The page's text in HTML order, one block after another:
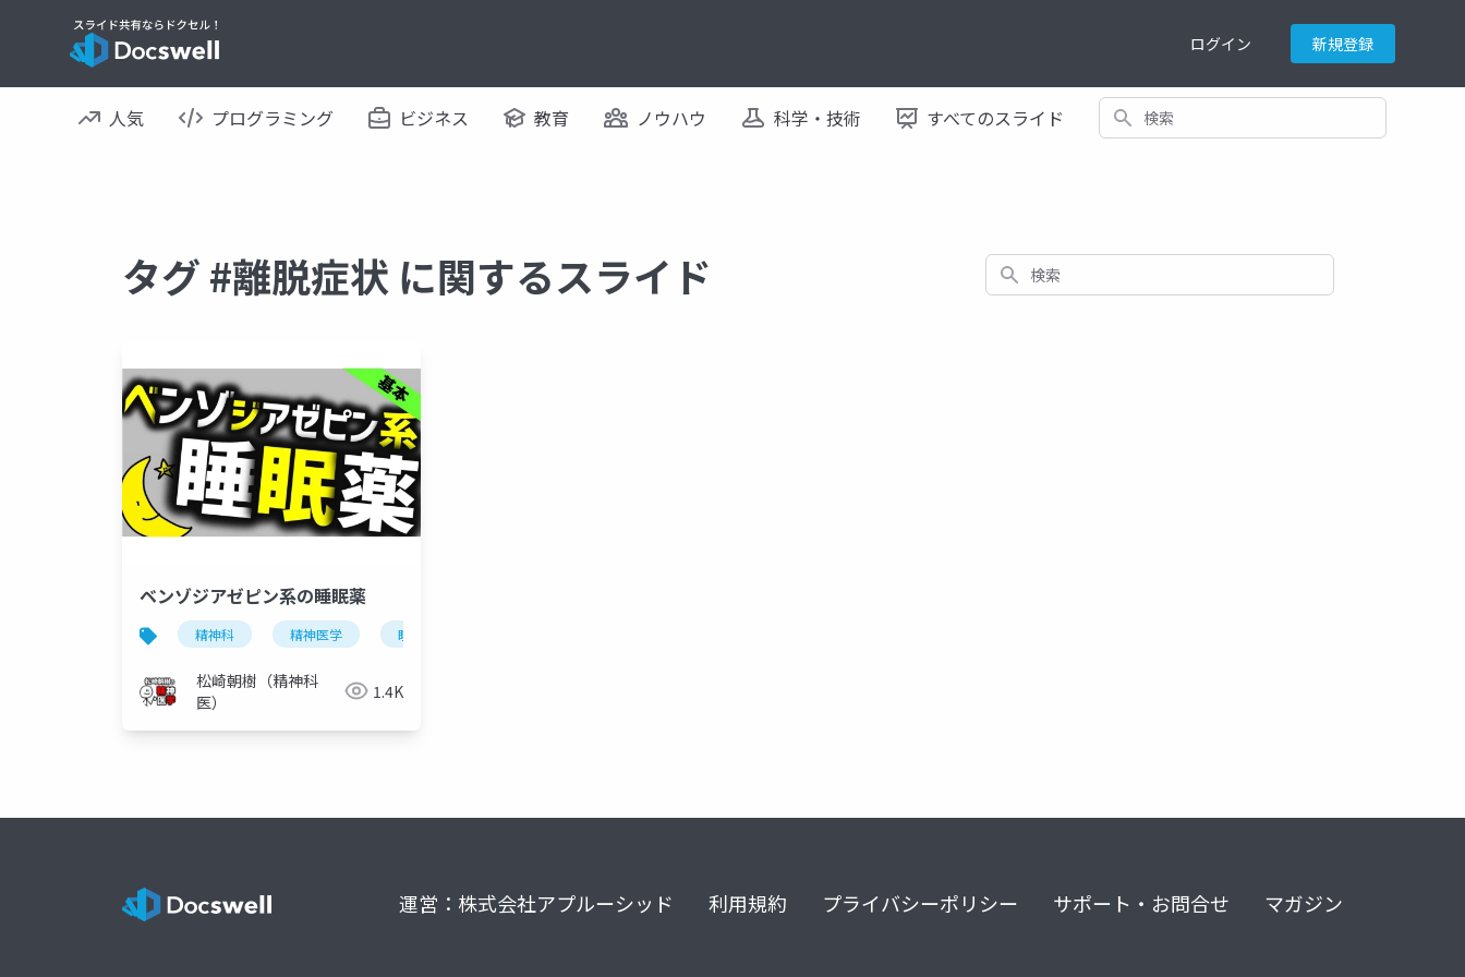
ログイン 新規登録
人気 プログラミング ビジネス 教育 ノウハウ 科学・技術 すべてのスライド 検索
タグ #離脱症状 に関するスライド 検索
ベンゾジアゼピン系の睡眠薬
精神科 精神医学 睡眠薬
松崎朝樹（精神科
医）
1.4K
運営：株式会社アプルーシッド 利用規約 プライバシーポリシー サポート・お問合せ マガジン